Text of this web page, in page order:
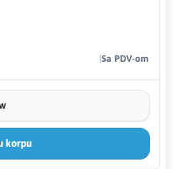
Sa PDV-om
korpu